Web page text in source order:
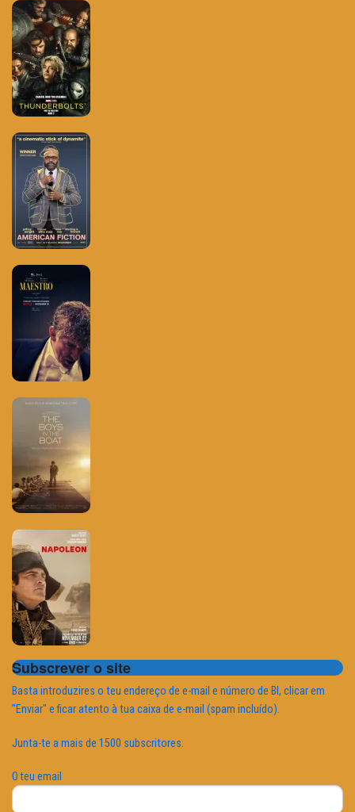
Subscrever o site
Basta introduzires o teu endereço de e-mail e número de BI, clicar em
"Enviar" e ficar atento à tua caixa de e-mail (spam incluído).
Junta-te a mais de 1500 subscritores.
O teu email